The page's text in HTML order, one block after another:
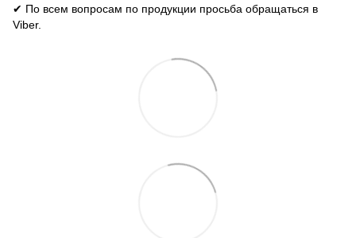
✔ По всем вопросам по продукции просьба обращаться в
Viber.